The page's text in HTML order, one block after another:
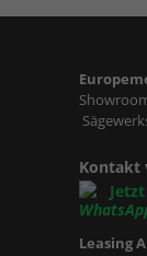
Kontakt
Leasing